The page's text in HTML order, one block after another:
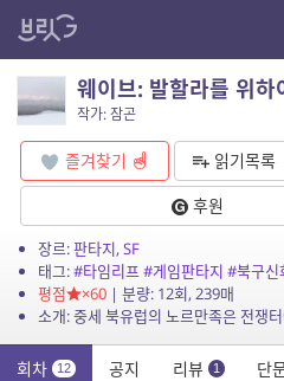
웨이브: 발할라를 위하
작가: 잠곤
즐겨찾기 읽기목록
후원
장르:판타지,SF
태그:#타임리프#게임판타지 #북구신
평점
×60| 분량: 12회, 239매
회차 12 공지 리뷰 1 단